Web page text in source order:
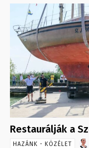
Restaurálják a
HAZÁNK - KÖZÉLET